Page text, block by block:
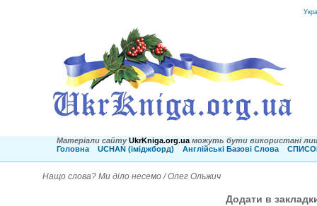
Матеріали сайту UkrKniga.org.ua можуть бути використані
Головна
UCHAN (іміджборд) Англійські Базові Слова
Нащо слова? Ми діло несемо / Олег Ольжич
Додати в